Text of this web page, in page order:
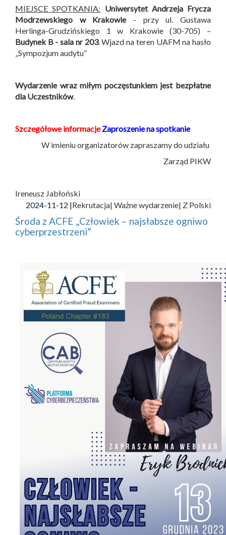
MIEJSCE SPOTKANIA: Uniwersytet Andrzeja Frycza
Modrzewskiego w Krakowie- przy ul. Gustawa
Herlinga-Grudzińskiego 1 w Krakowie (30-705) –
Budynek B - sala nr 203. Wjazd na teren UAFM na hasło
„Sympozjum audytu”
Wydarzenie wraz miłym poczęstunkiem jest bezpłatne
dla Uczestników.
Szczegółowe informacje Zaproszenie na spotkanie
W imieniu organizatorów zapraszamy do udziału
Zarząd PIKW
Ireneusz Jabłoński
2024-11-12 |Rekrutacja| Ważne wydarzenie| Z Polski
Środa z ACFE „Człowiek – najsłabsze ogniwo
cyberprzestrzeni”